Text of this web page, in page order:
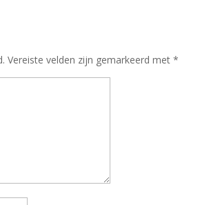
Vereiste velden zijn gemarkeerd met*